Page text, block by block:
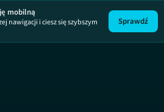
mobilną
nawigacji i ciesz się szybszym
Sprawdź